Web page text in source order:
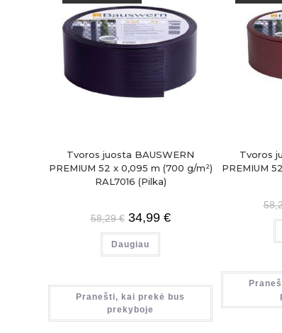
Tvoros juosta BAUSWERN
PREMIUM 52 x 0,095 m (700 g/m²)
RAL7016 (Pilka)
58,29€ 34,99 €
Daugiau
Pranešti, kai prekė bus
prekyboje
Tvoros
PREMIUM